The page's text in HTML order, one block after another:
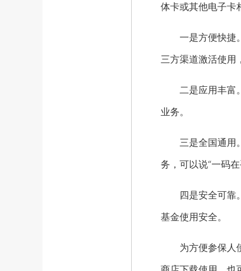
体卡或其他电子卡
一是方便快捷。
三方渠道激活使用
二是应用丰富。
业务。
三是全国通用。
务，可以说“一码在
四是安全可靠。
基金使用安全。
为方便参保人使